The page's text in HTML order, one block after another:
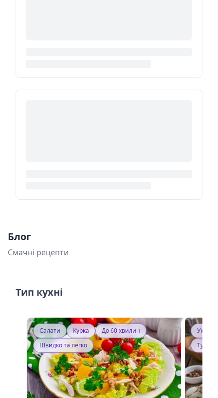
Блог
Смачні рецепти
Тип кухні
Салати Курка
До 60 хвилин
Швидко та легко